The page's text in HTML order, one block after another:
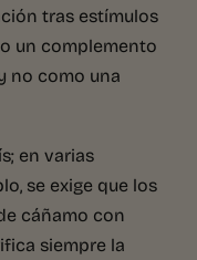
tras estímulos
un complemento
no como una
en varias
se exige que los
cáñamo con
siempre la